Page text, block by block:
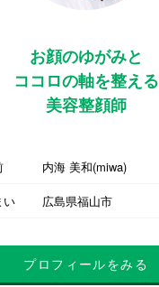
お顔のゆがみと
ココロの軸を整える
美容整顔師
内海 美和(miwa)
い
広島県福山市
プロフィールをみる